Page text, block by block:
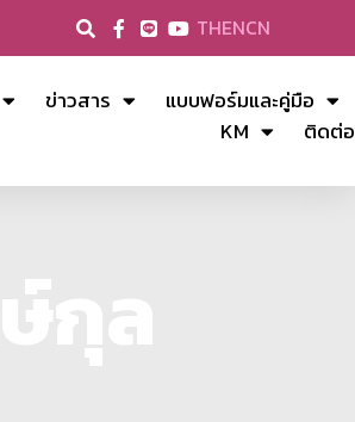
THENCN
ข่าวสาร
แบบฟอร์มและคู่มือ
KM
ติดต่อ